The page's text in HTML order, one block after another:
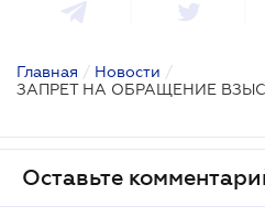
Главная / Новости /
ЗАПРЕТ НА ОБРАЩЕНИЕ
Оставьте